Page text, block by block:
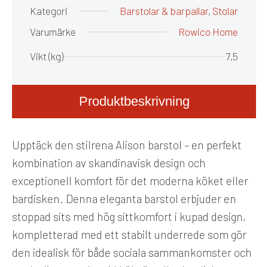
Produktbeskrivning
Upptäck den stilrena Alison barstol – en perfekt
kombination av skandinavisk design och
exceptionell komfort för det moderna köket eller
bardisken. Denna eleganta barstol erbjuder en
stoppad sits med hög sittkomfort i kupad design,
kompletterad med ett stabilt underrede som gör
den idealisk för både sociala sammankomster och
Kategori Barstolar & barpallar, Stolar
Varumärke
Rowico Home
Vikt (kg) 7.5